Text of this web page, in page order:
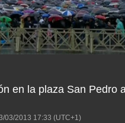
en la plaza San Pedro
03/2013 17:33 (UTC+1)